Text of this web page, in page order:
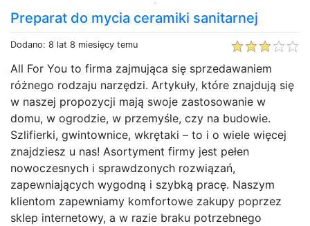
Preparat do mycia ceramiki sanitarnej
Dodano: 8 lat 8 miesięcy temu
All For You to firma zajmująca się sprzedawaniem
różnego rodzaju narzędzi. Artykuły, które znajdują się
w naszej propozycji mają swoje zastosowanie w
domu, w ogrodzie, w przemyśle, czy na budowie.
Szlifierki, gwintownice, wkrętaki – to i o wiele więcej
znajdziesz u nas! Asortyment firmy jest pełen
nowoczesnych i sprawdzonych rozwiązań,
zapewniających wygodną i szybką pracę. Naszym
klientom zapewniamy komfortowe zakupy poprzez
sklep internetowy, a w razie braku potrzebnego